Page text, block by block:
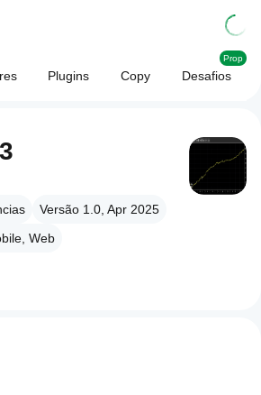
Plugins Copy Desafios
Prop
Versão 1.0, Apr 2025
Web